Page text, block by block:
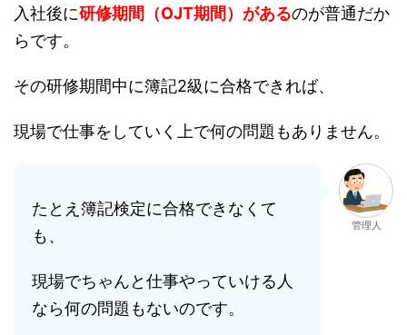
入社後に研修期間（OJT期間）があるのが普通だか
らです。
その研修期間中に簿記2級に合格できれば、
現場で仕事をしていく上で何の問題もありません。
たとえ簿記検定に合格できなくて
も、
現場でちゃんと仕事やっていける人
なら何の問題もないのです。
管理人